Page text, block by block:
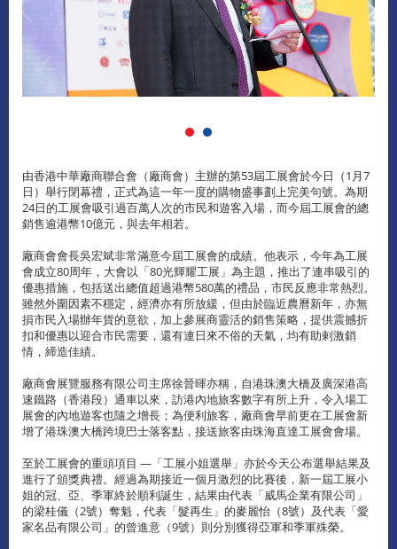
由香港中華廠商聯合會（廠商會）主辦的第53屆工展會於今日（1月7
日）舉行閉幕禮，正式為這一年一度的購物盛事劃上完美句號。為期
24日的工展會吸引過百萬人次的市民和遊客入場，而今屆工展會的總
銷售逾港幣10億元，與去年相若。
廠商會會長吳宏斌非常滿意今屆工展會的成績。他表示，今年為工展
會成立80周年，大會以「80光輝耀工展」為主題，推出了連串吸引的
優惠措施，包括送出總值超過港幣580萬的禮品，市民反應非常熱烈。
雖然外圍因素不穩定，經濟亦有所放緩，但由於臨近農曆新年，亦無
損市民入場辦年貨的意欲，加上參展商靈活的銷售策略，提供震撼折
扣和優惠以迎合市民需要，還有連日來不俗的天氣，均有助剌激銷
情，締造佳績。
廠商會展覽服務有限公司主席徐晉暉亦稱，自港珠澳大橋及廣深港高
速鐵路（香港段）通車以來，訪港內地旅客數字有所上升，令入場工
展會的內地遊客也隨之增長；為便利旅客，廠商會早前更在工展會新
增了港珠澳大橋跨境巴士落客點，接送旅客由珠海直達工展會會場。
至於工展會的重頭項目 —「工展小姐選舉」亦於今天公布選舉結果及
進行了頒獎典禮。經過為期接近一個月激烈的比賽後，新一屆工展小
姐的冠、亞、季軍終於順利誕生，結果由代表「威馬企業有限公司」
的梁桂儀（2號）奪魁，代表「髮再生」的麥麗怡（8號）及代表「愛
家名品有限公司」的曾進意（9號）則分別獲得亞軍和季軍殊榮。